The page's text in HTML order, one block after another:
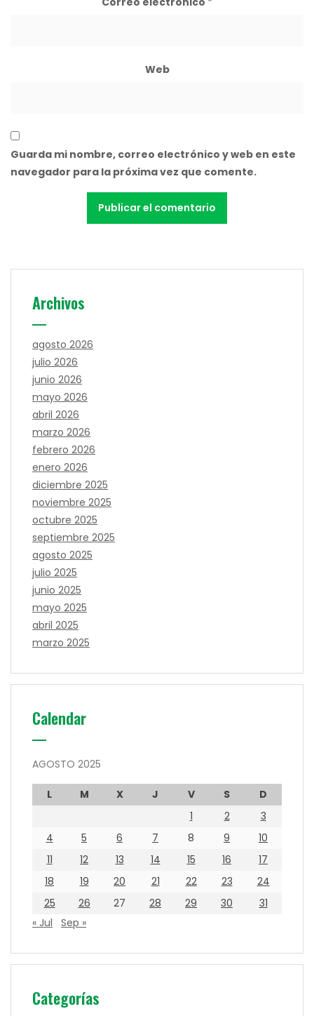
Web
Guarda mi nombre, correo electrónico y web en este
navegador para la próxima vez que comente.
Archivos
agosto 2026
julio 2026
junio 2026
mayo 2026
abril 2026
marzo 2026
febrero 2026
enero 2026
diciembre 2025
noviembre 2025
octubre 2025
septiembre 2025
agosto 2025
julio 2025
junio 2025
mayo 2025
abril 2025
marzo 2025
Calendar
AGOSTO 2025
L M X J V S
D
1
2
3
4
5 6 7 8 9
10
11
12 13 14 15 16
17
18
19 20 21 22 23
24
25
26 27 28 29 30
31
« Jul
Sep »
Categorías